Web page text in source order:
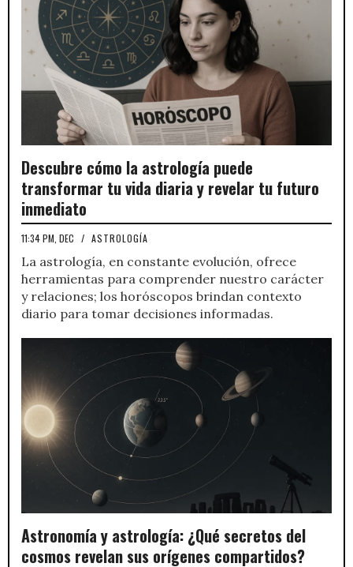
Descubre cómo la astrología puede
transformar tu vida diaria y revelar tu futuro
inmediato
11:34 PM, DEC / ASTROLOGÍA
La astrología, en constante evolución, ofrece
herramientas para comprender nuestro carácter
y relaciones; los horóscopos brindan contexto
diario para tomar decisiones informadas.
Astronomía y astrología: ¿Qué secretos del
cosmos revelan sus orígenes compartidos?